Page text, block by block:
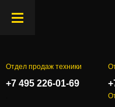
Отдел продаж техники
+7 495 226-01-69